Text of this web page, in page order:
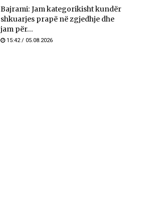
Bajrami: Jam kategorikisht kundër
shkuarjes prapë në zgjedhje dhe
jam për...
15:42 / 05.08.2026